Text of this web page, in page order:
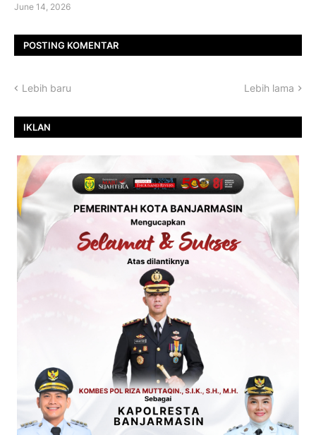
June 14, 2026
POSTING KOMENTAR
Lebih baru Lebih lama
IKLAN